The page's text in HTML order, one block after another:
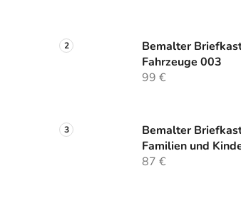
Bemalter
Fahrzeuge 003
99 €
Bemalter
Familien und
87 €